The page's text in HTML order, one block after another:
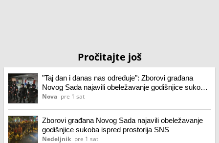
Pročitajte još
"Taj dan i danas nas određuje": Zborovi građana
Novog Sada najavili obeležavanje godišnjice sukoba
ispred prostorija SNS
Nova pre 1 sat
Zborovi građana Novog Sada najavili obeležavanje
godišnjice sukoba ispred prostorija SNS
Nedeljnik pre 1 sat